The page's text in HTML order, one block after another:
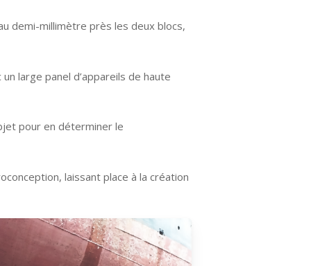
demi-millimètre près les deux blocs,
large panel d’appareils de haute
pour en déterminer le
laissant place à la création